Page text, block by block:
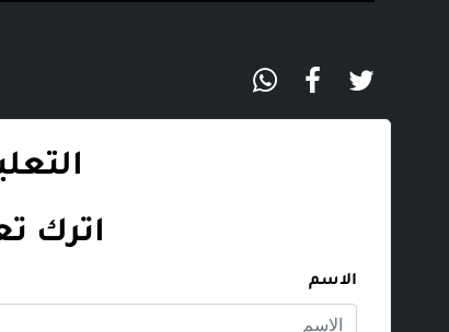
اترك
الاسم